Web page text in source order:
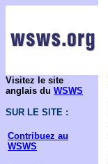
Visitez le site
anglais du WSWS
SUR LE SITE :
Contribuez au
WSWS